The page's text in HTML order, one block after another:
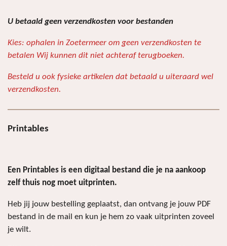
U betaald geen verzendkosten voor bestanden
Kies: ophalen in Zoetermeer om geen verzendkosten te
betalen Wij kunnen dit niet achteraf terugboeken.
Besteld u ook fysieke artikelen dat betaald u uiteraard wel
verzendkosten.
Printables
Een Printables is een digitaal bestand die je na aankoop
zelf thuis nog moet uitprinten.
Heb jij jouw bestelling geplaatst, dan ontvang je jouw PDF
bestand in de mail en kun je hem zo vaak uitprinten zoveel
je wilt.